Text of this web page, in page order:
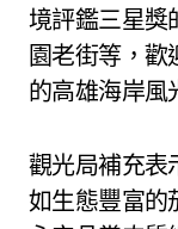
境評鑑三星獎
園老街等，
的高雄海岸風
觀光局補充表
如生態豐富的